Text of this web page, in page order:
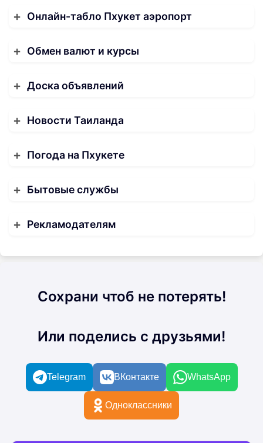
Онлайн-табло Пхукет аэропорт
Обмен валют и курсы
Доска объявлений
Новости Таиланда
Погода на Пхукете
Бытовые службы
Рекламодателям
Сохрани чтоб не потерять!
Или поделись с друзьями!
Telegram ВКонтакте WhatsApp
Одноклассники